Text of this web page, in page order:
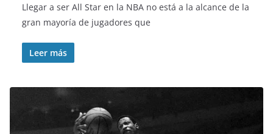
Llegar a ser All Star en la NBA no está a la alcance de la
gran mayoría de jugadores que
Leer más